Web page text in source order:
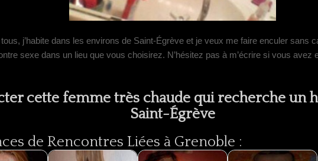
j’habite dans les environs de Saint-Égrève et je veux me faire enculer sans
sexe dans un lieu que vous choisirez. N’hésitez pas à m’écrire si vous avez
cette femme très chaude qui recherche un
Saint-Égrève
de Rencontres Liées à Grenoble :